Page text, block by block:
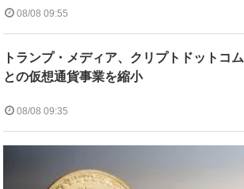
08/08 09:55
トランプ・メディア、クリプトドットコム
との仮想通貨事業を縮小
08/08 09:35